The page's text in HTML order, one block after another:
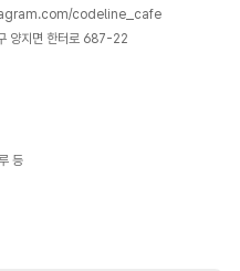
codeline_cafe
양지면 한터로 687-22
등